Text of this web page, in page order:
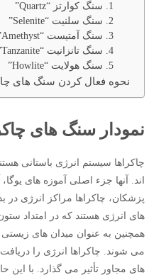
1. سنگ کوارتز “Quartz”
2. سنگ سلنیت “Selenite”
3. سنگ آمتیست “Amethyst”
4. سنگ تانزانیت “Tanzanite”
5. سنگ هولایت “Howlite”
نحوه فعال کردن سنگ های
نمودار سنگ های
چاکراها سیستم انرژی باستانی
اند. آنها جزء اصلی آموزه های
پزشکان، چاکراها مراکز انرژی در
های انرژی هستند که در امتداد
همچنین به عنوان میدان های
می شوند. چاکراها انرژی را
های مجاور تأثیر می گذارد. با این